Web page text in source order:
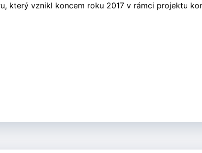
který vznikl koncem roku 2017 v rámci projektu